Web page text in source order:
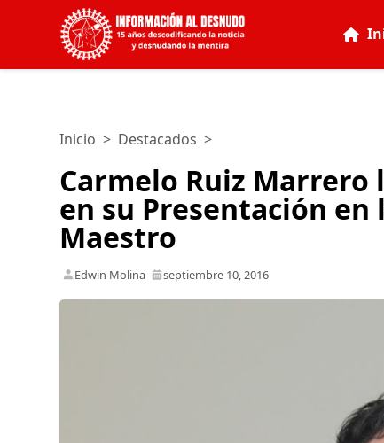
Inicio > Destacados >
Carmelo Ruiz Marrero
en su Presentación en
Maestro
Edwin Molina septiembre 10, 2016